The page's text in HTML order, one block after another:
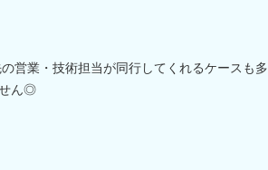
営業・技術担当が同行してくれるケースも多
せん◎